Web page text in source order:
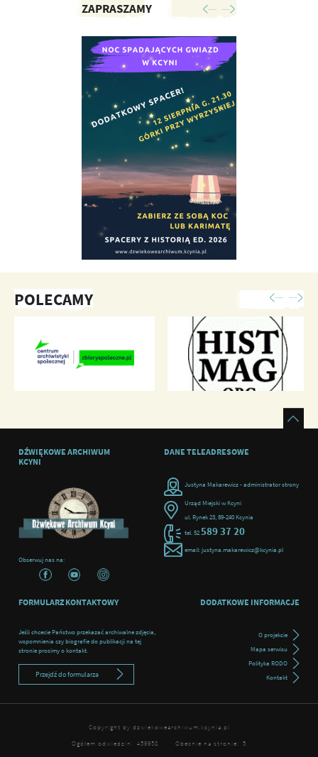
ZAPRASZAMY
POLECAMY
DŹWIĘKOWE ARCHIWUM
KCYNI
Obserwuj nas na:
DANE TELEADRESOWE
Justyna Makarewicz - administrator strony
Urząd Miejski w Kcyni
ul. Rynek 23, 89-240 Kcynia
tel. 52589 37 20
email: justyna.makarewicz@kcynia.pl
FORMULARZ KONTAKTOWY
Jeśli chcecie Państwo przekazać archiwalne zdjęcia,
wspomnienia czy biografie do publikacji na tej
stronie prosimy o kontakt.
Przejdź do formularza
DODATKOWE INFORMACJE
O projekcie
Mapa serwisu
Polityka RODO
Kontakt
Copyright by dzwiekowearchiwum.kcynia.pl
Ogółem odwiedzin:
459958 Obecnie na stronie:
5